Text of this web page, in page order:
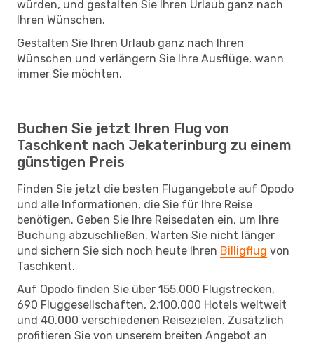
würden, und gestalten Sie Ihren Urlaub ganz nach
Ihren Wünschen.
Gestalten Sie Ihren Urlaub ganz nach Ihren
Wünschen und verlängern Sie Ihre Ausflüge, wann
immer Sie möchten.
Buchen Sie jetzt Ihren Flug von
Taschkent nach Jekaterinburg zu einem
günstigen Preis
Finden Sie jetzt die besten Flugangebote auf Opodo
und alle Informationen, die Sie für Ihre Reise
benötigen. Geben Sie Ihre Reisedaten ein, um Ihre
Buchung abzuschließen. Warten Sie nicht länger
und sichern Sie sich noch heute Ihren Billigflug von
Taschkent.
Auf Opodo finden Sie über 155.000 Flugstrecken,
690 Fluggesellschaften, 2.100.000 Hotels weltweit
und 40.000 verschiedenen Reisezielen. Zusätzlich
profitieren Sie von unserem breiten Angebot an